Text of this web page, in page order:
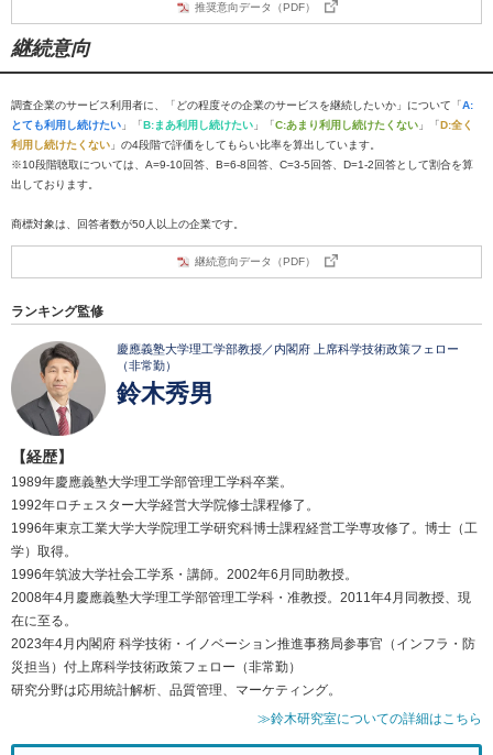
推奨意向データ（PDF）
継続意向
調査企業のサービス利用者に、「どの程度その企業のサービスを継続したいか」について「A:
とても利用し続けたい 」「B:まあ利用し続けたい 」「C:あまり利用し続けたくない 」「D:全く
利用し続けたくない 」の4段階で評価をしてもらい比率を算出しています。
※10段階聴取については、A=9-10回答、B=6-8回答、C=3-5回答、D=1-2回答として割合を算
出しております。
商標対象は、回答者数が50人以上の企業です。
継続意向データ（PDF）
ランキング監修
慶應義塾大学理工学部教授／内閣府 上席科学技術政策フェロー
（非常勤）
鈴木秀男
【経歴】
1989年慶應義塾大学理工学部管理工学科卒業。
1992年ロチェスター大学経営大学院修士課程修了。
1996年東京工業大学大学院理工学研究科博士課程経営工学専攻修了。博士（工
学）取得。
1996年筑波大学社会工学系・講師。2002年6月同助教授。
2008年4月慶應義塾大学理工学部管理工学科・准教授。2011年4月同教授、現
在に至る。
2023年4月内閣府 科学技術・イノベーション推進事務局参事官（インフラ・防
災担当）付上席科学技術政策フェロー（非常勤）
研究分野は応用統計解析、品質管理、マーケティング。
≫鈴木研究室についての詳細はこちら